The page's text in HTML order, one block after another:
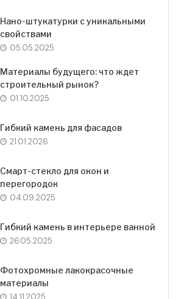
Нано-штукатурки с уникальными
свойствами
05.05.2025
Материалы будущего: что ждет
строительный рынок?
01.10.2025
Гибкий камень для фасадов
21.01.2026
Смарт-стекло для окон и
перегородок
04.09.2025
Гибкий камень в интерьере ванной
26.05.2025
Фотохромные лакокрасочные
материалы